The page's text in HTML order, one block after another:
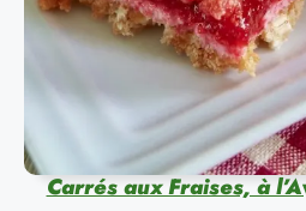
Carrés aux Fraises, à